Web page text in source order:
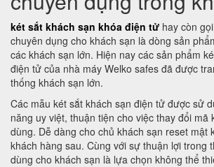
két sắt khách sạn khóa điện tử hay còn
chuyên dụng cho khách sạn là dòng sản
các khách sạn lớn. Hiện nay các sản phẩm
điện tử của nhà máy Welko safes đã được
thống khách sạn lớn.
Các mẫu két sắt khách sạn điện tử được sử
năng uy việt, thuận tiện cho việc thay đổi mã
dùng. Dễ dàng cho chủ khách sạn reset mật
khách hàng sau. Cùng với sự thuận lợi trong
dùng cho khách sạn là lựa chọn không thể